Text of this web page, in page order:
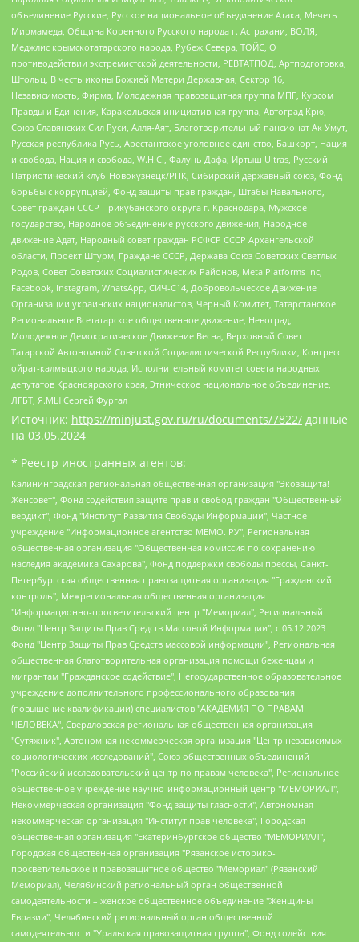
объединение Русские, Русское национальное объединение Атака, Мечеть
Мирмамеда, Община Коренного Русского народа г. Астрахани, ВОЛЯ,
Меджлис крымскотатарского народа, Рубеж Севера, ТОЙС, О
противодействии экстремистской деятельности, РЕВТАТПОД, Артподготовка,
Штольц, В честь иконы Божией Матери Державная, Сектор 16,
Независимость, Фирма, Молодежная правозащитная группа МПГ, Курсом
Правды и Единения, Каракольская инициативная группа, Автоград Крю,
Союз Славянских Сил Руси, Алля-Аят, Благотворительный пансионат Ак Умут,
Русская республика Русь, Арестантское уголовное единство, Башкорт, Нация
и свобода, Нация и свобода, W.H.С., Фалунь Дафа, Иртыш Ultras, Русский
Патриотический клуб-Новокузнецк/РПК, Сибирский державный союз, Фонд
борьбы с коррупцией, Фонд защиты прав граждан, Штабы Навального,
Совет граждан СССР Прикубанского округа г. Краснодара, Мужское
государство, Народное объединение русского движения, Народное
движение Адат, Народный совет граждан РСФСР СССР Архангельской
области, Проект Штурм, Граждане СССР, Держава Союз Советских Светлых
Родов, Совет Советских Социалистических Районов, Meta Platforms Inc,
Facebook, Instagram, WhatsApp, СИЧ-С14, Добровольческое Движение
Организации украинских националистов, Черный Комитет, Татарстанское
Региональное Всетатарское общественное движение, Невоград,
Молодежное Демократическое Движение Весна, Верховный Совет
Татарской Автономной Советской Социалистической Республики, Конгресс
ойрат-калмыцкого народа, Исполнительный комитет совета народных
депутатов Красноярского края, Этническое национальное объединение,
ЛГБТ, Я.МЫ Сергей Фургал
Источник: https://minjust.gov.ru/ru/documents/7822/ данные
на 03.05.2024
* Реестр иностранных агентов:
Калининградская региональная общественная организация "Экозащита!-Женсовет", Фонд содействия защите прав и свобод граждан "Общественный вердикт", Фонд "Институт Развития Свободы Информации", Частное учреждение "Информационное агентство МЕМО. РУ", Региональная общественная организация "Общественная комиссия по сохранению наследия академика Сахарова", Фонд поддержки свободы прессы, Санкт-Петербургская общественная правозащитная организация "Гражданский контроль", Межрегиональная общественная организация "Информационно-просветительский центр "Мемориал", Региональный Фонд "Центр Защиты Прав Средств Массовой Информации", с 05.12.2023 Фонд "Центр Защиты Прав Средств массовой информации", Региональная общественная благотворительная организация помощи беженцам и мигрантам "Гражданское содействие", Негосударственное образовательное учреждение дополнительного профессионального образования (повышение квалификации) специалистов "АКАДЕМИЯ ПО ПРАВАМ ЧЕЛОВЕКА", Свердловская региональная общественная организация "Сутяжник", Автономная некоммерческая организация "Центр независимых социологических исследований", Союз общественных объединений "Российский исследовательский центр по правам человека", Региональное общественное учреждение научно-информационный центр "МЕМОРИАЛ", Некоммерческая организация "Фонд защиты гласности", Автономная некоммерческая организация "Институт прав человека", Городская общественная организация "Екатеринбургское общество "МЕМОРИАЛ", Городская общественная организация "Рязанское историко-просветительское и правозащитное общество "Мемориал" (Рязанский Мемориал), Челябинский региональный орган общественной самодеятельности – женское общественное объединение "Женщины Евразии", Челябинский региональный орган общественной самодеятельности "Уральская правозащитная группа", Фонд содействия защите здоровья и социальной справедливости имени Андрея Рылькова, Автономная Некоммерческая Организация "Аналитический Центр Юрия Левады", Автономная некоммерческая организация социальной поддержки населения "Проект Апрель", Региональная общественная организация помощи женщинам и детям, находящимся в кризисной ситуации "Информационно-методический центр "Анна", Фонд содействия развитию массовых коммуникаций и правовому просвещению "Так-так-Так", Фонд содействия устойчивому развитию "Серебряная тайга", Свердловский региональный общественный фонд социальных проектов "Новое время", "Idel.Реалии", Кавказ.Реалии, Крым.Реалии, Телеканал Настоящее Время, Татаро-башкирская служба Радио Свобода (Azatliq Radiosi), Радио Свободная Европа/Радио Свобода (PCE/PC), "Сибирь.Реалии", "Фактограф", Благотворительный фонд помощи осужденным и их семьям, Автономная некоммерческая организация "Институт глобализации и социальных движений", Фонд "В защиту прав заключенных", Частное учреждение "Центр поддержки и содействия развитию средств массовой информации", Пензенский региональный общественный благотворительный фонд "Гражданский союз", "Север.Реалии", Некоммерческая организация Фонд "Правовая инициатива", Общество с ограниченной ответственностью "Радио Свободная Европа/Радио Свобода", Чешское информационное агентство "MEDIUM-ORIENT", Красноярская региональная общественная организация "Мы против СПИДа", Камалягин Денис Николаевич, Маркелов Сергей Евгеньевич, Пономарев Лев Александрович, Савицкая Людмила Алексеевна, Автономная некоммерческая организация "Центр по работе с проблемой насилия "НАСИЛИЮ.НЕТ", Межрегиональный профессиональный союз работников здравоохранения "Альянс врачей", Юридическое лицо, зарегистрированное в Латвийской Республике, SIA "Medusa Project" (регистрационный номер 40103797863, дата регистрации 10.06.2014), Некоммерческая организация "Фонд по борьбе с коррупцией", Автономная некоммерческая организация "Институт права и публичной политики", Баданин Роман Сергеевич, Гликин Максим Александрович, Железнова Мария Михайловна, Лукьянова Юлия Сергеевна, Маетная Елизавета Витальевна, Маняхин Петр Борисович, Чуракова Ольга Владимировна, Ярош Юлия Петровна, Юридическое лицо "The Insider SIA", зарегистрированное в Риге, Латвийская Республика (дата регистрации 26.06.2015), являющееся администратором доменного имени интернет-издания "The Insider SIA", https://theins.ru, Постернак Алексей Евгеньевич, Рубин Михаил Аркадьевич, Анин Роман Александрович, Юридическое лицо Istories fonds, зарегистрированное в Латвийской Республике (регистрационный номер 50008295751, дата регистрации 24.02.2020), Великовский Дмитрий Александрович, Долинина Ирина Николаевна, Мароховская Алеся Алексеевна, Шлейнов Роман Юрьевич, Шмагун Олеся Валентиновна, Общество с ограниченной ответственностью "Альтаир 2021", Общество с ограниченной ответственностью "Вега 2021", Общество с ограниченной ответственностью "Главный редактор 2021", Общество с ограниченной ответственностью "Ромашки монолит", Важенков Артем Валерьевич, Ивановская областная общественная организация "Центр гендерных исследований", Гурман Юрий Альбертович, Медиапроект "ОВД-Инфо", Егоров Владимир Владимирович, Жилинский Владимир Александрович, Общество с ограниченной ответственностью "ЗП", Иванова София Юрьевна, Карезина Инна Павловна, Кильтау Екатерина Викторовна, Петров Алексей Викторович, Пискунов Сергей Евгеньевич, Смирнов Сергей Сергеевич, Тихонов Михаил Сергеевич, Общество с ограниченной ответственностью "ЖУРНАЛИСТ-ИНОСТРАННЫЙ АГЕНТ", Арапова Галина Юрьевна, Вольтская Татьяна Анатольевна, Американская компания "Mason G.E.S. Anonymous Foundation" (США), являющаяся владельцем интернет-издания https://mnews.world/, Компания "Stichting Bellingcat", зарегистрированная в Нидерландах (дата регистрации 11.07.2018), Захаров Андрей Вячеславович, Клепиковская Екатерина Дмитриевна, Общество с ограниченной ответственностью "МЕМО", Перл Роман Александрович, Симонов Евгений Алексеевич, Соловьева Елена Анатольевна, Сотников Даниил Владимирович, Сурначева Елизавета Дмитриевна, Автономная некоммерческая организация по защите прав человека и информированию населения "Якутия – Наше Мнение", Общество с ограниченной ответственностью "Москоу диджитал медиа", с 26.01.2023 Общество с ограниченной ответственностью "Чайка Белые сады", Ветошкина Валерия Валерьевна, Заговора Максим Александрович, Межрегиональное общественное движение "Российская ЛГБТ - сеть", Оленичев Максим Владимирович, Павлов Иван Юрьевич, Скворцова Елена Сергеевна, Общество с ограниченной ответственностью "Как бы инагент", Кочетков Игорь Викторович, Общество с ограниченной ответственностью "Честные выборы", Еланчик Олег Александрович, Общество с ограниченной ответственностью "Нобелевский призыв", Гималова Регина Эмилевна, Григорьев Андрей Валерьевич, Григорьева Алина Александровна, Ассоциация по содействию защите прав призывников, альтернативнослужащих и военнослужащих "Правозащитная группа "Гражданин.Армия.Право", Хисамова Регина Фаритовна, Автономная некоммерческая организация по реализации социально-правовых программ "Лилит", Дальневосточное общественное движение "Маяк", Санкт-Петербургская ЛГБТ-инициативная группа "Выход", Инициативная группа ЛГБТ+ "Реверс", Алексеев Андрей Викторович, Бекбулатова Таисия Львовна, Беляев Иван Михайлович, Владыкина Елена Сергеевна, Гельман Марат Александрович, Никульшина Вероника Юрьевна, Толоконникова Надежда Андреевна, Шендерович Виктор Анатольевич, Общество с ограниченной ответственностью "Данное сообщение", Общество с ограниченной ответственностью Издательский дом "Новая глава", Айнбиндер Александра Александровна, Московский комьюнити-центр для ЛГБТ+инициатив, Благотворительный фонд развития филантропии, Deutsche Welle (Германия, Kurt-Schumacher-Strasse 3, 53113 Bonn), Борзунова Мария Михайловна, Воробьев Виктор Викторович, Голубева Анна Львовна, Константинова Алла Михайловна, Малкова Ирина Владимировна, Мурадов Мурад Абдулгалимович, Осетинская Елизавета Николаевна, Понасенков Евгений Николаевич, Ганапольский Матвей Юрьевич, Киселев Евгений Алексеевич, Борухович Ирина Григорьевна, Дремин Иван Тимофеевич, Дубровский Дмитрий Викторович, Красноярская региональная общественная организация поддержки и развития альтернативных образовательных технологий и межкультурных коммуникаций "ИНТЕРРА", Маяковская Екатерина Алексеевна, Фейгин Марк Захарович, Филимонов Андрей Викторович, Дзугкоева Регина Николаевна, Доброхотов Роман Александрович, Дудь Юрий Александрович, Елкин Сергей Владимирович, Кругликов Кирилл Игоревич, Сабунаева Мария Леонидовна, Семенов Алексей Владимирович, Шаинян Карен Багратович, Шульман Екатерина Михайловна, Асафьев Артур Валерьевич, Вахштайн Виктор Семенович, Венедиктов Алексей Алексеевич, Лушникова Екатерина Евгеньевна, Волков Леонид Михайлович, Невзоров Александр Глебович, Пархоменко Сергей Борисович, Сироткин Ярослав Николаевич, Кара-Мурза Владимир Владимирович, Баранова Наталья Владимировна, Гозман Леонид Яковлевич, Кагарлицкий Борис Юльевич, Климарев Михаил Валерьевич, Милов Владимир Станиславович, Автономная некоммерческая организация Краснодарский центр современного искусства "Типография", Моргенштерн Алишер Тагирович, Соболь Любовь Эдуардовна, Общество с ограниченной ответственностью "ЛИЗА НОРМ", Каспаров Гарри Кимович, Ходорковский Михаил Борисович, Общество с ограниченной ответственностью "Апрельские тезисы", Данилович Ирина Брониславовна, Кашин Олег Владимирович, Петров Николай Владимирович, Пивоваров Алексей Владимирович, Соколов Михаил Владимирович, Цветкова Юлия Владимировна, Чичваркин Евгений Александрович, Комитет против пыток/Команда против пыток, Общество с ограниченной ответственностью "Первый научный", Общество с ограниченной ответственностью "Вертолет и ко", Белоцерковская Вероника Борисовна, Кац Максим Евгеньевич, Лазарева Татьяна Юрьевна, Шаведдинов Руслан Табризович, Яшин Илья Валерьевич, Общество с ограниченной ответственностью "Иноагент ААВ", Алешковский Дмитрий Петрович, Альбац Евгения Марковна, Быков Дмитрий Львович, Галямина Юлия Евгеньевна, Лойко Сергей Леонидович, Мартынов Кирилл Константинович, Медведев Сергей Александрович, Крашенинников Федор Геннадиевич, Гордеева Катерина Вл